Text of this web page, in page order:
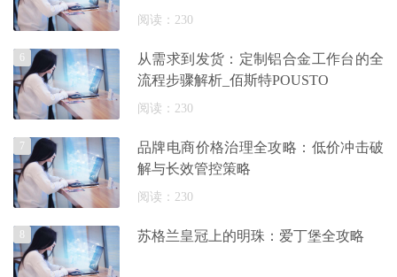
阅读：230
从需求到发货：定制铝合金工作台的全
流程步骤解析_佰斯特POUSTO
阅读：230
6
品牌电商价格治理全攻略：低价冲击破
解与长效管控策略
阅读：230
7
苏格兰皇冠上的明珠：爱丁堡全攻略